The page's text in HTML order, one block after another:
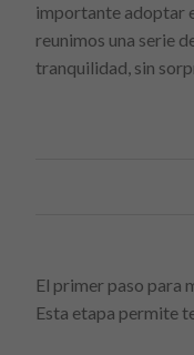
importante adoptar
reunimos una serie
tranquilidad, sin
El primer paso para
Esta etapa permite